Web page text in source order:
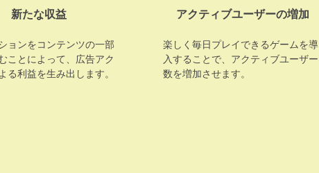
新たな収益
ョンをコンテンツの一部
ことによって、広告アク
る利益を生み出します。
アクティブユーザーの増加
楽しく毎日プレイできるゲームを導
入することで、アクティブユーザー
数を増加させます。